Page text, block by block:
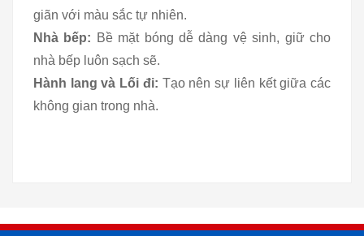
giãn với màu sắc tự nhiên.
Nhà bếp: Bề mặt bóng dễ dàng vệ sinh, giữ cho
nhà bếp luôn sạch sẽ.
Hành lang và Lối đi: Tạo nên sự liên kết giữa các
không gian trong nhà.